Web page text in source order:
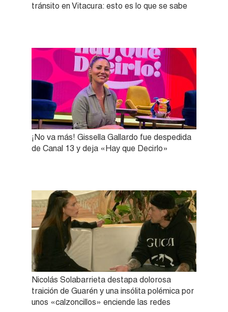
tránsito en Vitacura: esto es lo que se sabe
¡No va más! Gissella Gallardo fue despedida
de Canal 13 y deja «Hay que Decirlo»
Nicolás Solabarrieta destapa dolorosa
traición de Guarén y una insólita polémica por
unos «calzoncillos» enciende las redes